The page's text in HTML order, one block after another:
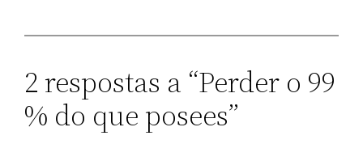
2 respostas a “Perder o 99
% do que posees”